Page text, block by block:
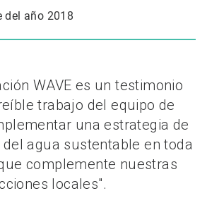
del año 2018
WAVE es un testimonio
trabajo del equipo de
una estrategia de
agua sustentable en toda
complemente nuestras
locales".